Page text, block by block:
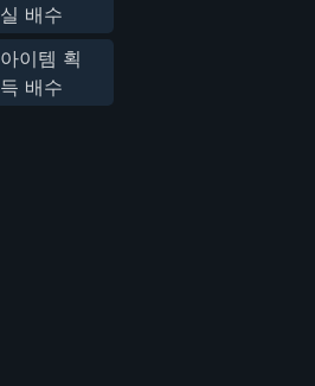
실 배수
아이템 획
득 배수